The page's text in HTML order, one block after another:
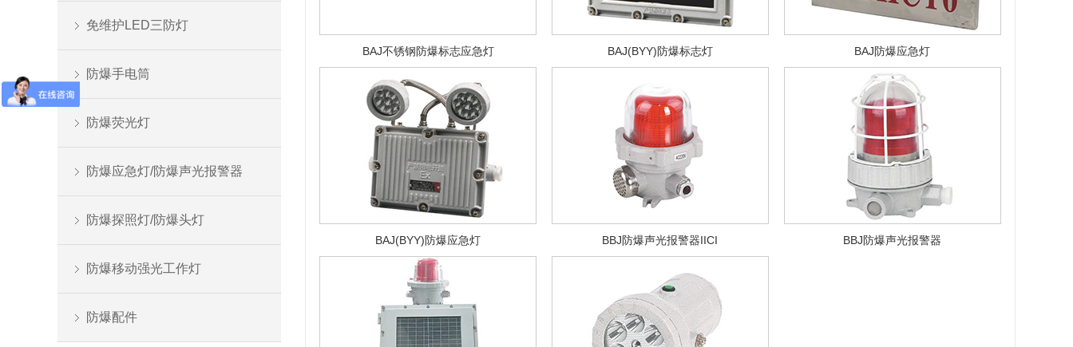
免维护LED三防灯
防爆手电筒
防爆荧光灯
防爆应急灯/防爆声光报警器
防爆探照灯/防爆头灯
防爆移动强光工作灯
防爆配件
BAJ不锈钢防爆标志应急灯 BAJ(BYY)防爆标志灯 BAJ防爆应急灯
BAJ(BYY)防爆应急灯 BBJ防爆声光报警器IICI BBJ防爆声光报警器